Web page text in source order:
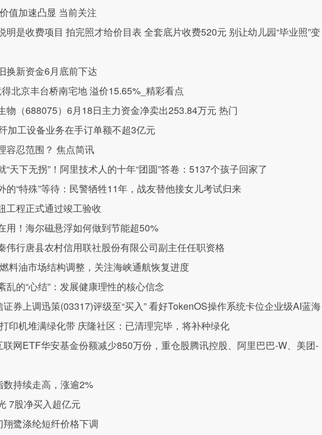
值加速凸显 当前关注
明是收费项目 拍完照才给价目表 全套底片收费520元 别让幼儿园“毕业照”变
换新资金6月底前下达
北京丰台桥南宅地 溢价15.65%_精彩看点
物（688075）6月18日主力资金净卖出253.84万元 热门
加工设备业务在手订单额不超3亿元
容忍范围？ 焦点简讯
天下无拐”！阿里技术人的十年“团圆”答卷：5137个孩子回家了
的“特殊”等待：民警牺牲11年，战友替他接女儿考试归来
工程正式通过竣工验收
用！海尔磁悬浮如何做到节能超50%
伟行唐县农村信用联社股份有限公司副主任任职资格
料油市场结构调整，关注海峡通航恢复进度
乱的“心结”：发展健康理性的核心信念
券上调迅策(03317)评级至“买入” 看好TokenOS操作系统卡位企业级AI蓝海
印机堆满绿化带 庆隆社区：已清理完毕，将补种绿化
网ETF华安基金份额减少850万份，重仓股腾讯控股、阿里巴巴-W、美团-
持续走高，涨逾2%
7股净买入超亿元
鹭涤纶短纤价格下调